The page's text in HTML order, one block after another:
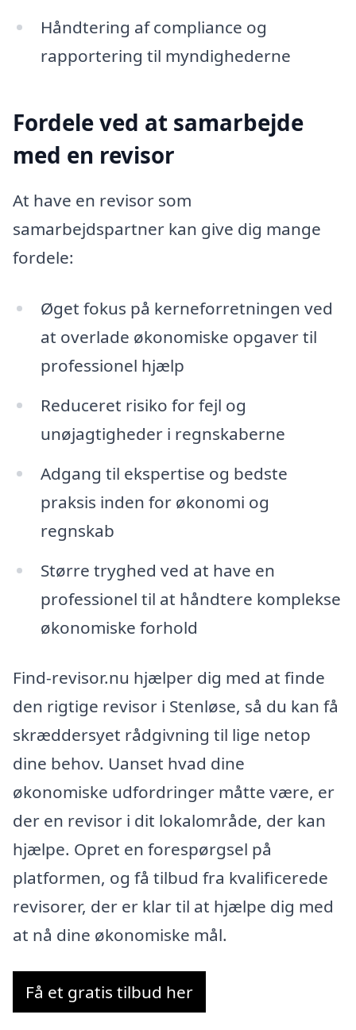
Håndtering af compliance og
rapportering til myndighederne
Fordele ved at samarbejde
med en revisor
At have en revisor som
samarbejdspartner kan give dig mange
fordele:
Øget fokus på kerneforretningen ved
at overlade økonomiske opgaver til
professionel hjælp
Reduceret risiko for fejl og
unøjagtigheder i regnskaberne
Adgang til ekspertise og bedste
praksis inden for økonomi og
regnskab
Større tryghed ved at have en
professionel til at håndtere komplekse
økonomiske forhold
Find-revisor.nu hjælper dig med at finde
den rigtige revisor i Stenløse, så du kan få
skræddersyet rådgivning til lige netop
dine behov. Uanset hvad dine
økonomiske udfordringer måtte være, er
der en revisor i dit lokalområde, der kan
hjælpe. Opret en forespørgsel på
platformen, og få tilbud fra kvalificerede
revisorer, der er klar til at hjælpe dig med
at nå dine økonomiske mål.
Få et gratis tilbud her